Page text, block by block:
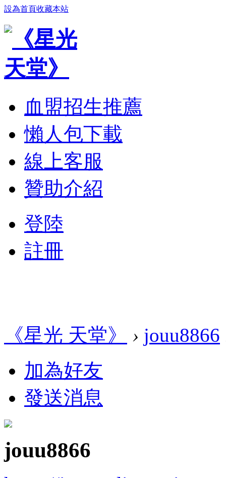
設為首頁收藏本站
血盟招生推薦
懶人包下載
線上客服
贊助介紹
登陸
註冊
《星光 天堂》 › jouu8866
加為好友
發送消息
jouu8866